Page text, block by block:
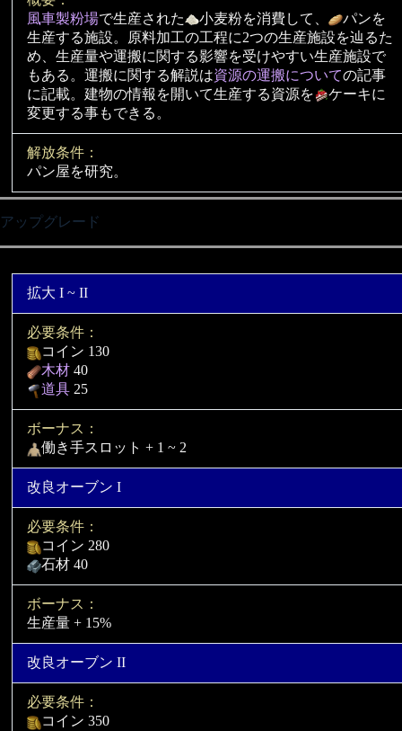
風車製粉場で生産された 小麦粉を消費して、
パンを
生産する施設。原料加工の工程に2つの生産施設を辿るた
め、生産量や運搬に関する影響を受けやすい生産施設で
もある。運搬に関する解説は資源の運搬についての記事
に記載。建物の情報を開いて生産する資源を
ケーキに
変更する事もできる。
解放条件：
パン屋を研究。
アップグレード
拡大 I ~ II
必要条件：
コイン 130
木材 40
道具 25
ボーナス：
働き手スロット + 1 ~ 2
改良オーブン I
必要条件：
コイン 280
石材 40
ボーナス：
生産量 + 15%
改良オーブン II
必要条件：
コイン 350